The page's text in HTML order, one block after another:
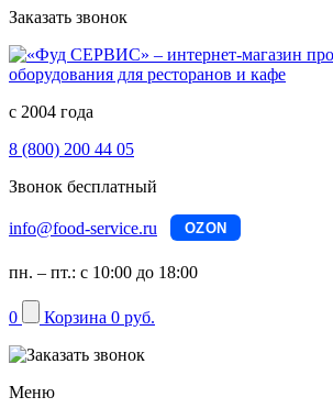
Заказать звонок
с 2004 года
8 (800) 200 44 05
Звонок бесплатный
info@food-service.ru OZON
пн. – пт.: с 10:00 до 18:00
0 Корзина 0 руб.
Меню